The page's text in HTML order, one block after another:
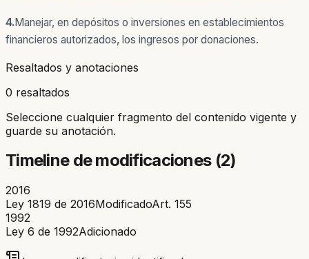
4.Manejar, en depósitos o inversiones en establecimientos
financieros autorizados, los ingresos por donaciones.
Resaltados y anotaciones
0 resaltados
Seleccione cualquier fragmento del contenido vigente y
guarde su anotación.
Timeline de modificaciones (2)
2016
Ley 1819 de 2016ModificadoArt. 155
1992
Ley 6 de 1992Adicionado